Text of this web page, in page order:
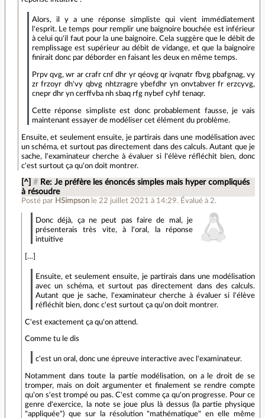
Alors, il y a une réponse simpliste qui vient immédiatement
l'esprit. Le temps pour remplir une baignoire bouchée est inférieur
à celui qu'il faut pour la une baignoire. Cela suggère que le débit de
remplissage est supérieur au débit de vidange, et que la baignoire
finirait donc par déborder en faisant les deux en même temps.
Prpv qvg, wr ar crafr cnf dhr yr qéovg qr ivqnatr fbvg pbafgnag, vy
zr frzoyr dh'vy qbvg nhtzragre ybefdhr yn onvtabver fr erzcyvg,
cnepr dhr yn cerffvba nh sbaq rfg nybef cyhf tenaqr.
Cette réponse simpliste est donc probablement fausse, je vais
maintenant essayer de modéliser cet élément du problème.
Ensuite, et seulement ensuite, je partirais dans une modélisation avec
un schéma, et surtout pas directement dans des calculs. Autant que je
sache, l'examinateur cherche à évaluer si l'élève réfléchit bien, donc
c'est surtout ça qu'on doit montrer.
[^] # Re: Je préfère les énoncés simples mais hyper compliqués
à résoudre
Posté par HSimpson le 22 juillet 2021 à 14:29. Évalué à 2.
Donc déjà, ça ne peut pas faire de mal, je
présenterais très vite, à l'oral, la réponse
intuitive
[…]
Ensuite, et seulement ensuite, je partirais dans une modélisation
avec un schéma, et surtout pas directement dans des calculs.
Autant que je sache, l'examinateur cherche à évaluer si l'élève
réfléchit bien, donc c'est surtout ça qu'on doit montrer.
C'est exactement ça qu'on attend.
Comme tu le dis
c'est un oral, donc une épreuve interactive avec l'examinateur.
Notamment dans toute la partie modélisation, on a le droit de se
tromper, mais on doit argumenter et finalement se rendre compte
qu'on s'est trompé ou pas. C'est comme ça qu'on progresse. Pour ce
genre d'exercice, la note se joue plus là dessus (la partie physique
"appliquée") que sur la résolution "mathématique" en elle même